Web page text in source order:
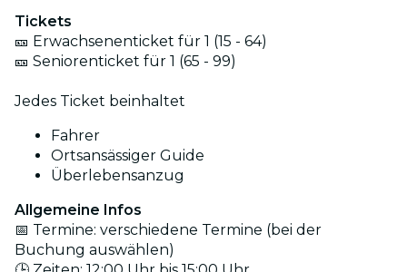
Tickets
🎫 Erwachsenenticket für 1 (15 - 64)
🎫 Seniorenticket für 1 (65 - 99)
Jedes Ticket beinhaltet
Fahrer
Ortsansässiger Guide
Überlebensanzug
Allgemeine Infos
📅 Termine: verschiedene Termine (bei der
Buchung auswählen)